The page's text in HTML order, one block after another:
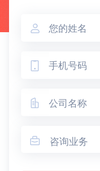



 咨询业务